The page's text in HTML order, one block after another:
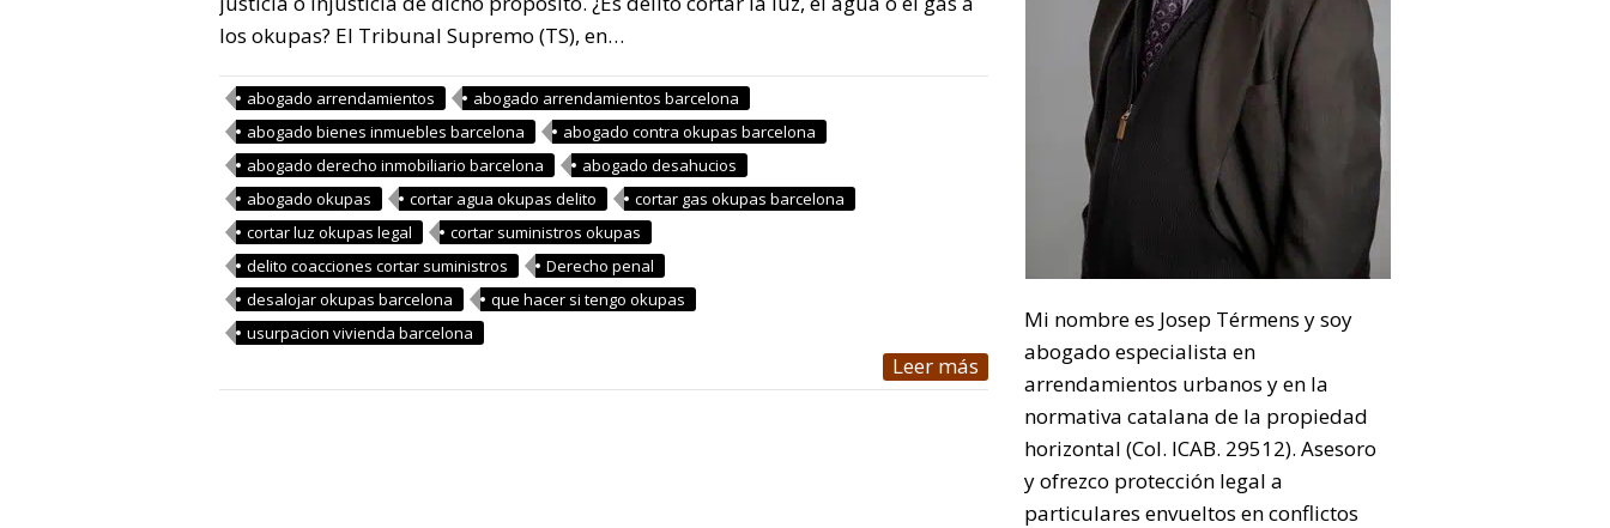
los okupas? El Tribunal Supremo (TS), en…
abogado arrendamientos
abogado arrendamientos barcelona
abogado bienes inmuebles barcelona
abogado contra okupas barcelona
abogado derecho inmobiliario barcelona
abogado desahucios
abogado okupas
cortar agua okupas delito
cortar gas okupas barcelona
cortar luz okupas legal
cortar suministros okupas
delito coacciones cortar suministros
Derecho penal
desalojar okupas barcelona
que hacer si tengo okupas
usurpacion vivienda barcelona
Leer más
Mi nombre es Josep Térmens y soy
abogado especialista en
arrendamientos urbanos y en la
normativa catalana de la propiedad
horizontal (Col. ICAB. 29512). Asesoro
y ofrezco protección legal a
particulares envueltos en conflictos